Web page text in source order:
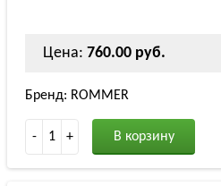
Цена: 760.00 руб.
Бренд: ROMMER
- 1 + В корзину